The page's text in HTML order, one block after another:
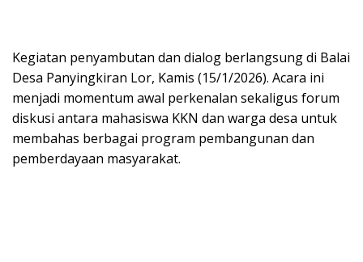
Kegiatan penyambutan dan dialog berlangsung di Balai
Desa Panyingkiran Lor, Kamis (15/1/2026). Acara ini
menjadi momentum awal perkenalan sekaligus forum
diskusi antara mahasiswa KKN dan warga desa untuk
membahas berbagai program pembangunan dan
pemberdayaan masyarakat.